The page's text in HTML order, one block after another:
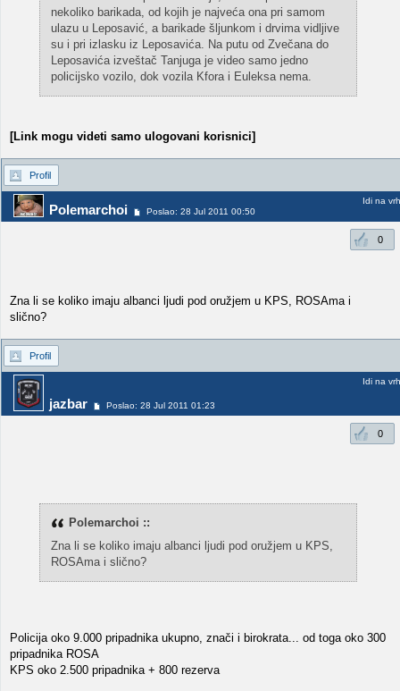
nekoliko barikada, od kojih je najveća ona pri samom
ulazu u Leposavić, a barikade šljunkom i drvima vidljive
su i pri izlasku iz Leposavića. Na putu od Zvečana do
Leposavića izveštač Tanjuga je video samo jedno
policijsko vozilo, dok vozila Kfora i Euleksa nema.
[Link mogu videti samo ulogovani korisnici]
Profil
Polemarchoi Poslao: 28 Jul 2011 00:50
Idi na vrh
0
Zna li se koliko imaju albanci ljudi pod oružjem u KPS, ROSAma i
slično?
Profil
jazbar Poslao: 28 Jul 2011 01:23
Idi na vrh
0
Polemarchoi ::
Zna li se koliko imaju albanci ljudi pod oružjem u KPS,
ROSAma i slično?
Policija oko 9.000 pripadnika ukupno, znači i birokrata... od toga oko 300
pripadnika ROSA
KPS oko 2.500 pripadnika + 800 rezerva